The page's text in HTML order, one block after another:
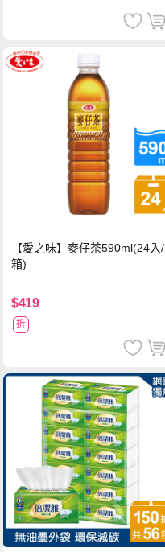
【愛之味】麥仔茶590ml(24入/
箱)
$419
折